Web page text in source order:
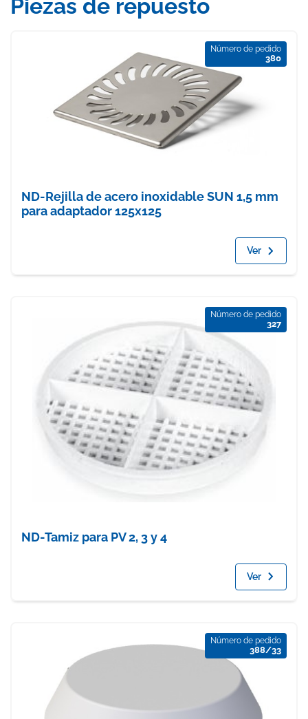
Piezas de repuesto
Número de pedido
380
ND-Rejilla de acero inoxidable SUN 1,5 mm
para adaptador 125x125
Ver
Número de pedido
327
ND-Tamiz para PV 2, 3 y 4
Ver
Número de pedido
388/33